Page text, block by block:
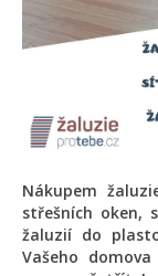
Nákupem
střešních oken,
žaluzií do
Vašeho